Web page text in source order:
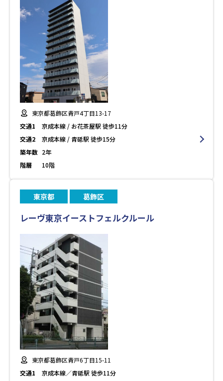
東京都葛飾区青戸4丁目13-17
交通1
京成本線 / お花茶屋駅 徒歩11分
交通2
京成本線 / 青砥駅 徒歩15分
築年数 2年
階層
10階
東京都 葛飾区
レーヴ東京イーストフェルクルール
東京都葛飾区青戸6丁目15-11
交通1
京成本線／青砥駅 徒歩11分